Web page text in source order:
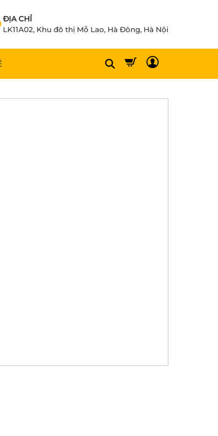
ĐỊA CHỈ
LK11A02, Khu đô thị Mỗ Lao, Hà Đông, Hà Nội